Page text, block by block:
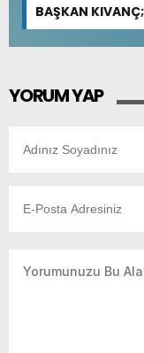
BAŞKAN
YÜZDE 0,5, İLK 7
YORUM YAP